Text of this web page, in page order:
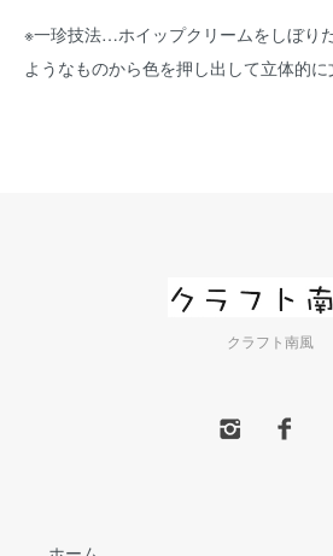
※一珍技法…ホイップクリームをしぼり
ようなものから色を押し出して立体的に
クラフト南風